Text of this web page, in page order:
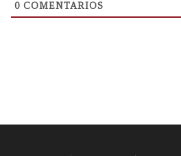
0 COMENTARIOS